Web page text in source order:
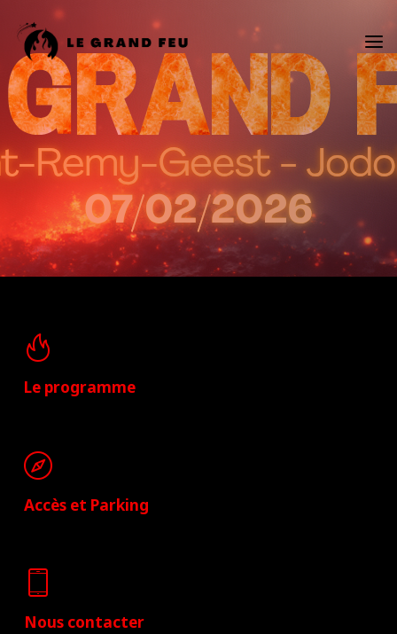
content
Le programme
Accès et Parking
Nous contacter